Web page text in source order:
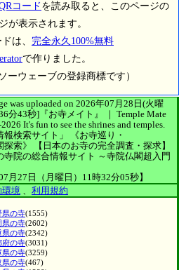
コード を読み取ると、このページの
が表示されます。
は、 完全永久100%無料
で作りました。
ーウェーブの登録商標です）
was uploaded on 2026年07月28日(火曜
分43秒] 『お寺メイト』 ｜ Temple Mate
It's fun to see the shrines and temples.
報検索サイト」
《お寺巡り・
索》
【日本のお寺の完全調査・探求】
寺院の総合情報サイト ～寺院仏閣超入門
月27日（月曜日）11時32分05秒】
環境 、 利用規約
県の寺(1555)
県の寺(2602)
県の寺(2342)
府の寺(3031)
県の寺(3259)
県の寺(467)